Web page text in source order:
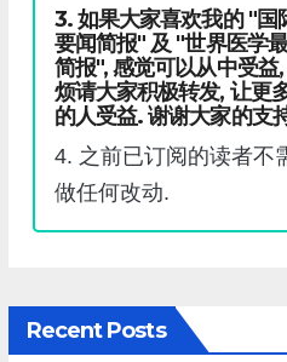
3. 如果大家喜欢我的 "国
要闻简报" 及 "世界医学
简报", 感觉可以从中受益,
烦请大家积极转发, 让更
的人受益. 谢谢大家的支
4. 之前已订阅的读者不
做任何改动.
Recent Posts